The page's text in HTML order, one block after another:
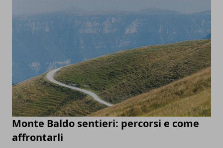
Monte Baldo sentieri: percorsi e come
affrontarli